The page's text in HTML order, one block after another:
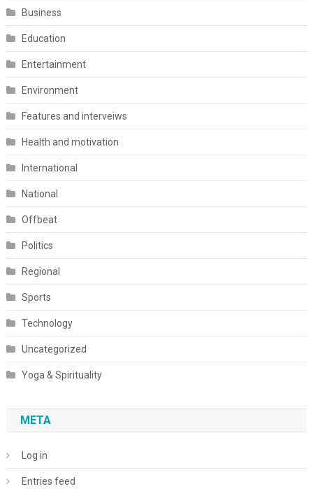
Business
Education
Entertainment
Environment
Features and interveiws
Health and motivation
International
National
Offbeat
Politics
Regional
Sports
Technology
Uncategorized
Yoga & Spirituality
META
Log in
Entries feed